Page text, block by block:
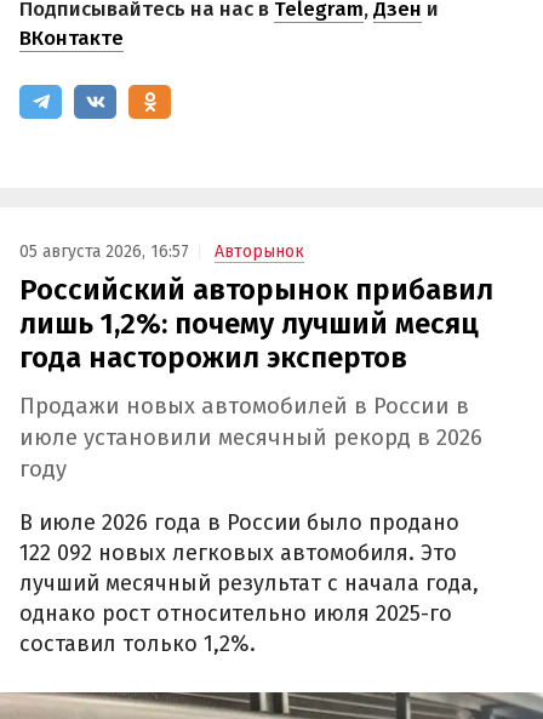
Подписывайтесь на нас в Telegram,Дзен и
ВКонтакте
05 августа 2026, 16:57 Авторынок
Российский авторынок прибавил
лишь 1,2%: почему лучший месяц
года насторожил экспертов
Продажи новых автомобилей в России в
июле установили месячный рекорд в 2026
году
В июле 2026 года в России было продано
122 092 новых легковых автомобиля. Это
лучший месячный результат с начала года,
однако рост относительно июля 2025-го
составил только 1,2%.